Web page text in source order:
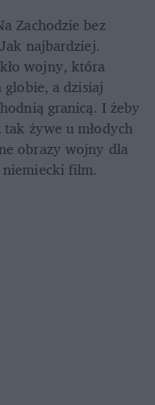
Zachodzie bez
najbardziej.
wojny, która
globie, a dzisiaj
granicą. I żeby
żywe u młodych
obrazy wojny dla
film.